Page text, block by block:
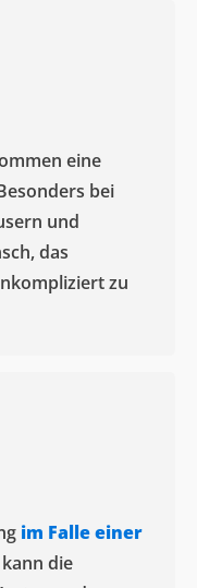
eine
bei
und
das
zu
im Falle einer
die